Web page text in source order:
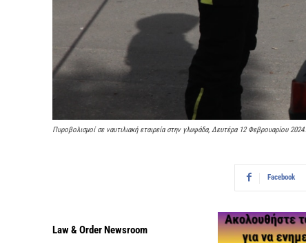
Πυροβολισμοί σε ναυτιλιακή εταιρεία στην γλυφάδα, Δευτέρα 12 Φεβρουαρίου 2024.
Law & Order Newsroom
Facebook